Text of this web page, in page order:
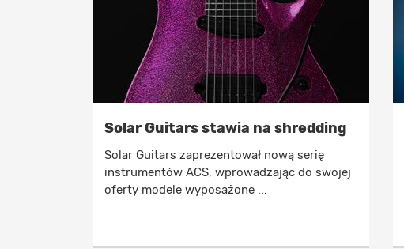
Solar Guitars stawia na shredding
Solar Guitars zaprezentował nową serię
instrumentów ACS, wprowadzając do swojej
oferty modele wyposażone ...